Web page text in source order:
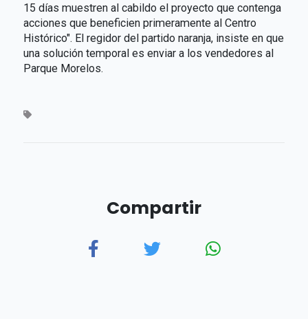
15 días muestren al cabildo el proyecto que contenga
acciones que beneficien primeramente al Centro
Histórico". El regidor del partido naranja, insiste en que
una solución temporal es enviar a los vendedores al
Parque Morelos.
Compartir